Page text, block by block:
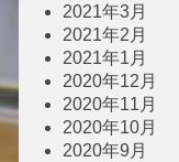
2021年3月
2021年2月
2021年1月
2020年12月
2020年11月
2020年10月
2020年9月